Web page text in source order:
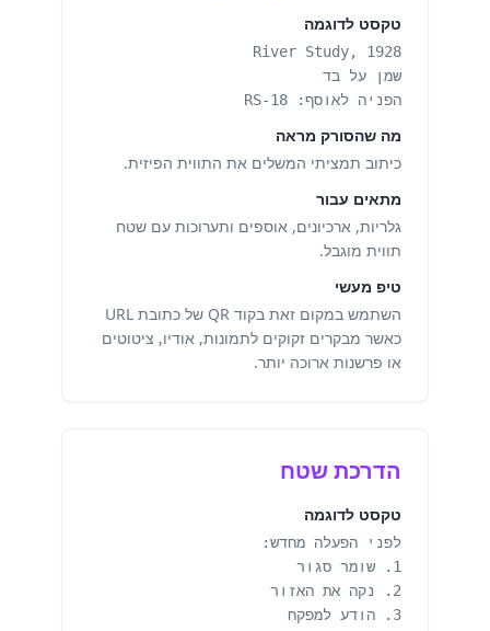
טקסט לדוגמה
River Study, 1928
שמן על בד
הפניה לאוסף: RS-18
מה שהסורק מראה
כיתוב תמציתי המשלים את התווית הפיזית.
מתאים עבור
גלריות, ארכיונים, אוספים ותערוכות עם שטח
תווית מוגבל.
טיפ מעשי
השתמש במקום זאת בקוד QR של כתובת URL
כאשר מבקרים זקוקים לתמונות, אודיו, ציטוטים
או פרשנות ארוכה יותר.
הדרכת שטח
טקסט לדוגמה
לפני הפעלה מחדש:
1. שומר סגור
2. נקה את האזור
3. הודע למפקח